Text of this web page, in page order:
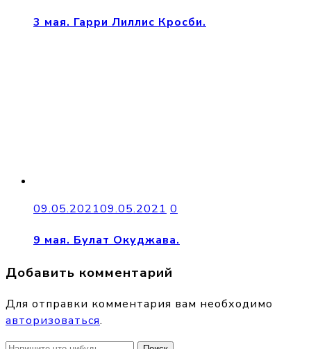
3 мая. Гарри Лиллис Кросби.
09.05.202109.05.2021 0
9 мая. Булат Окуджава.
Добавить комментарий
Для отправки комментария вам необходимо
авторизоваться.